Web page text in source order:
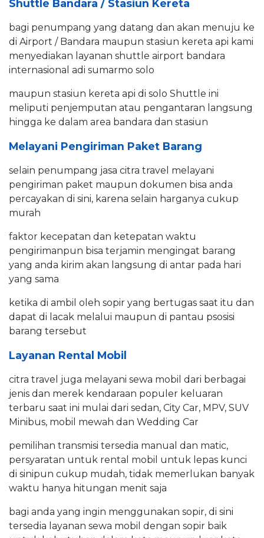
Shuttle Bandara / Stasiun Kereta
bagi penumpang yang datang dan akan menuju ke
di Airport / Bandara maupun stasiun kereta api kami
menyediakan layanan shuttle airport bandara
internasional adi sumarmo solo
maupun stasiun kereta api di solo Shuttle ini
meliputi penjemputan atau pengantaran langsung
hingga ke dalam area bandara dan stasiun
Melayani Pengiriman Paket Barang
selain penumpang jasa citra travel melayani
pengiriman paket maupun dokumen bisa anda
percayakan di sini, karena selain harganya cukup
murah
faktor kecepatan dan ketepatan waktu
pengirimanpun bisa terjamin mengingat barang
yang anda kirim akan langsung di antar pada hari
yang sama
ketika di ambil oleh sopir yang bertugas saat itu dan
dapat di lacak melalui maupun di pantau psosisi
barang tersebut
Layanan Rental Mobil
citra travel juga melayani sewa mobil dari berbagai
jenis dan merek kendaraan populer keluaran
terbaru saat ini mulai dari sedan, City Car, MPV, SUV
Minibus, mobil mewah dan Wedding Car
pemilihan transmisi tersedia manual dan matic,
persyaratan untuk rental mobil untuk lepas kunci
di sinipun cukup mudah, tidak memerlukan banyak
waktu hanya hitungan menit saja
bagi anda yang ingin menggunakan sopir, di sini
tersedia layanan sewa mobil dengan sopir baik